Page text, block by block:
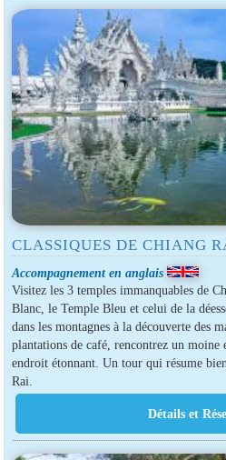
CLASSIQUES DE CHIANG
Accompagnement en anglais
Visitez les 3 temples immanquables de
Blanc, le Temple Bleu et celui de la
dans les montagnes à la découverte des
plantations de café, rencontrez un moine
endroit étonnant. Un tour qui résume
Rai.